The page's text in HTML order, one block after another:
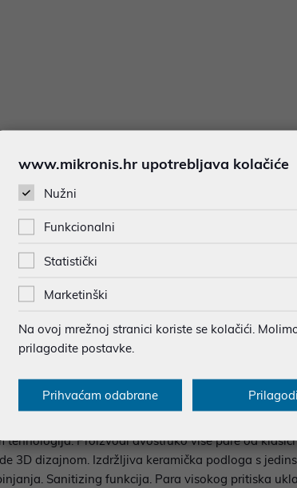
su prezentirani u dobroj namjeri. Mikronis d.o.o. ne
promjene u dostupnosti i cijene. Slike artikala su
eventualne nejasnoće možete nas
Opis
CareStyle 1 Pro Kompaktna snaga, tihi rad i
glačanje s minimalnom bukom. Unatoč
DoubleSteam tehnologiji, proizvodi dvostruko
izvedba pare (6 bara). Visoki tlak pare
tehnologija. Proizvodi dvostruko više pare od
3D dizajnom. Izdržljiva keramička podloga s
Sanitizing funkcija. Para visokog pritiska
www.mikronis.hr upotrebljava kolačiće
Nužni
Funkcionalni
Statistički
Marketinški
Na ovoj mrežnoj stranici koriste se kolačići.
prilagodite postavke.
Prihvaćam odabrane Prilagodi